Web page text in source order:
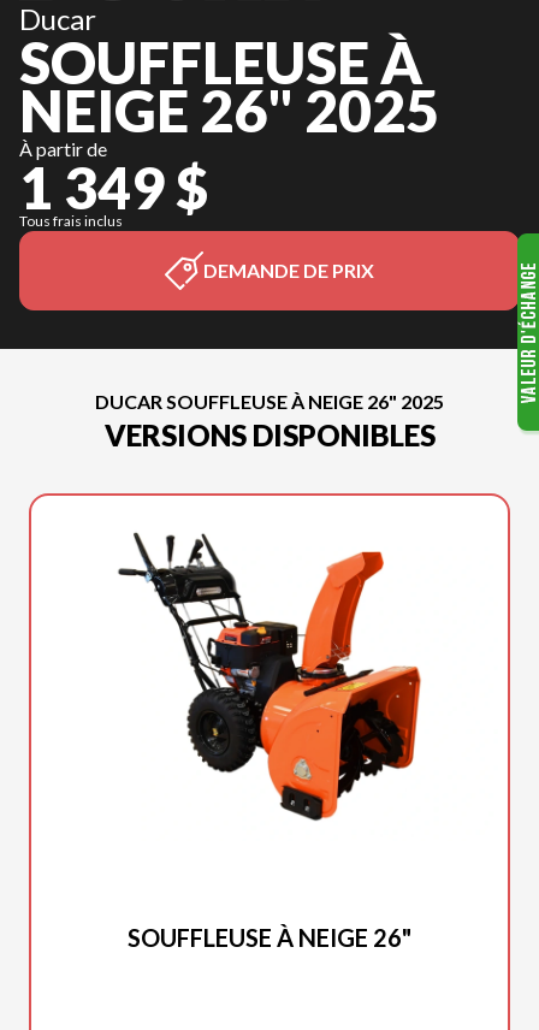
Ducar
SOUFFLEUSE À
NEIGE 26" 2025
À partir de
1 349 $
Tous frais inclus
DEMANDE DE PRIX
DUCAR SOUFFLEUSE À NEIGE 26" 2025
VERSIONS DISPONIBLES
SOUFFLEUSE À NEIGE 26"